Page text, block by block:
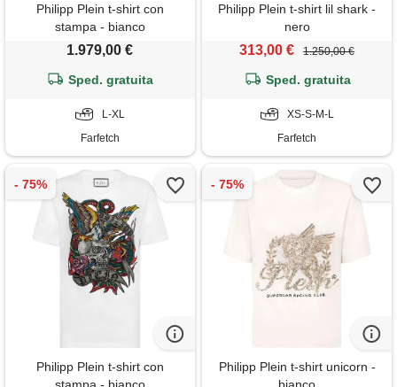
Philipp Plein t-shirt con
stampa - bianco
1.979,00 €
Sped. gratuita
L-XL
Farfetch
Philipp Plein t-shirt lil shark -
nero
313,00 € 1.250,00 €
Sped. gratuita
XS-S-M-L
Farfetch
Philipp Plein t-shirt con
stampa - bianco
Philipp Plein t-shirt unicorn -
bianco